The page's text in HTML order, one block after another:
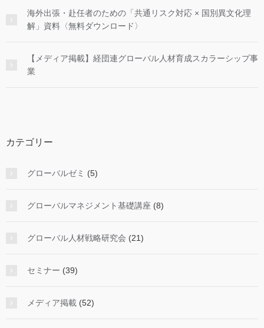
海外出張・赴任者のための「共通リスク対応 × 国別異文化理
解」資料〈無料ダウンロード〉
【メディア掲載】経団連グローバル人材育成スカラーシップ事
業
カテゴリー
グローバルゼミ (5)
グローバルマネジメント基礎講座 (8)
グローバル人材戦略研究会 (21)
セミナー (39)
メディア掲載 (52)